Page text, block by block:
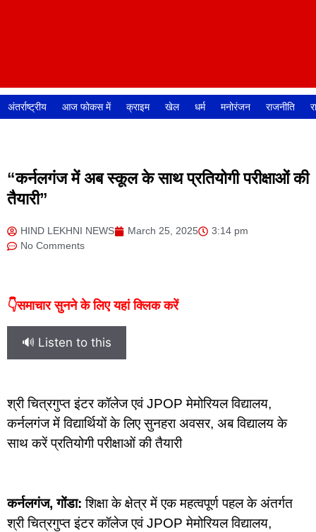
अंतर्राष्ट्रीय आज फोकस में क्राइम खेल धर्म मनोरंजन राजनीति
“कर्नलगंज में अब स्कूल के साथ प्रतियोगी परीक्षाओं की
तैयारी”
HIND LEKHNI NEWS March 25, 2025
3:14 pm
No Comments
👇समाचार सुनने के लिए यहां क्लिक करें
🔊 Listen to this
श्री चित्रगुप्त इंटर कॉलेज एवं JPOP मेमोरियल विद्यालय,
कर्नलगंज में विद्यार्थियों के लिए सुनहरा अवसर, अब विद्यालय के
साथ करें प्रतियोगी परीक्षाओं की तैयारी
कर्नलगंज, गोंडा: शिक्षा के क्षेत्र में एक महत्वपूर्ण पहल के अंतर्गत
श्री चित्रगुप्त इंटर कॉलेज एवं JPOP मेमोरियल विद्यालय,